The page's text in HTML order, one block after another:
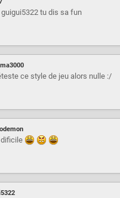
tu dis sa fun
ce style de jeu alors nulle :/